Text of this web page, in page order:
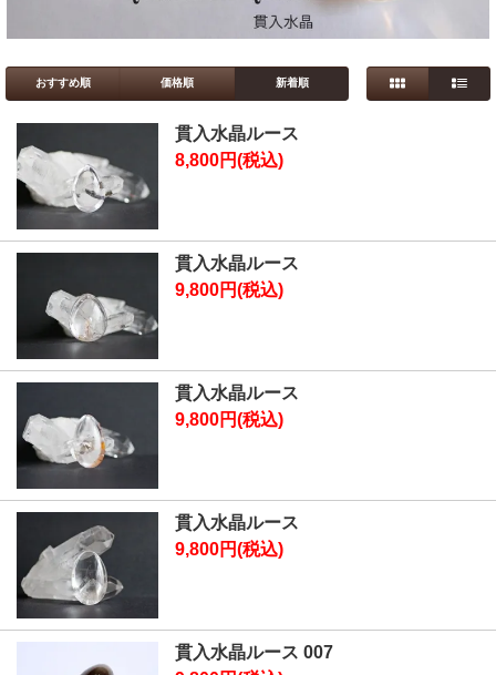
おすすめ順 価格順 新着順
貫入水晶ルース
8,800円(税込)
貫入水晶ルース
9,800円(税込)
貫入水晶ルース
9,800円(税込)
貫入水晶ルース
9,800円(税込)
貫入水晶ルース 007